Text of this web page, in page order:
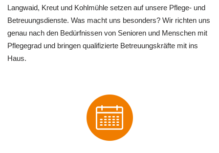
Langwaid, Kreut und Kohlmühle setzen auf unsere Pflege- und
Betreuungsdienste. Was macht uns besonders? Wir richten uns
genau nach den Bedürfnissen von Senioren und Menschen mit
Pflegegrad und bringen qualifizierte Betreuungskräfte mit ins
Haus.